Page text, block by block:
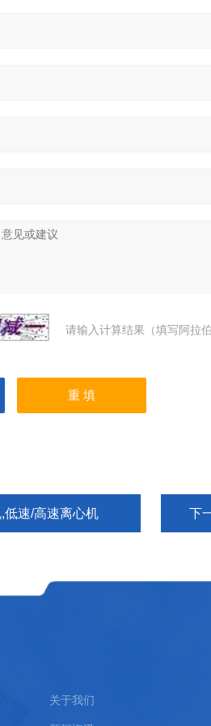
请输入计算结果（填写阿拉
低速/高速离心机 下
关于我们